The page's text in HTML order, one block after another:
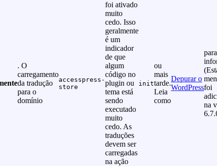
. O
carregamento
da tradução
para o
domínio
accesspress-
store
foi ativado
muito
cedo. Isso
geralmente
é um
indicador
de que
algum
código no
plugin ou
tema está
sendo
executado
muito
cedo. As
traduções
devem ser
carregadas
na ação
init
ou
mais
tarde.
Leia
como
Depurar o
WordPressfoi
na